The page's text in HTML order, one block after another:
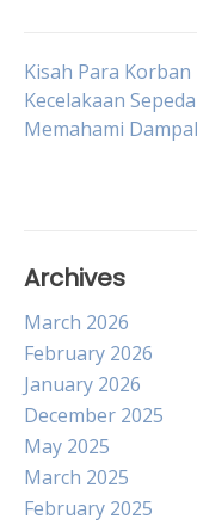
Post
Kisah Para Korban
Kecelakaan
Memahami
Archives
March 2026
February 2026
January 2026
December 2025
May 2025
March 2025
February 2025